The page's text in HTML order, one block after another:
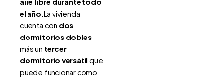
el año.La vivienda
cuenta con dos
dormitorios dobles
más un tercer
dormitorio versátil que
puede funcionar como